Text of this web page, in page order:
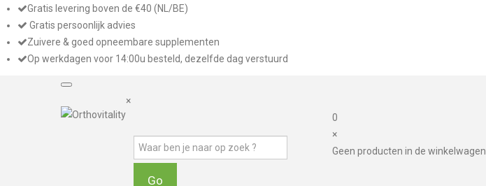
Gratis levering boven de €40 (NL/BE)
Gratis persoonlijk advies
Zuivere & goed opneembare supplementen
Op werkdagen voor 14:00u besteld, dezelfde dag verstuurd
×
0
×
Geen producten in de winkelwagen.